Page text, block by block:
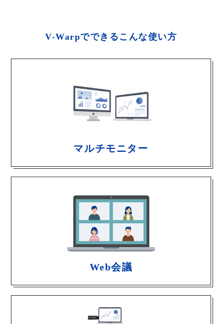
V-Warpでできるこんな使い方
マルチモニター
Web会議